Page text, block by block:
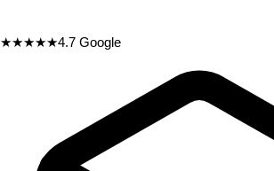
★★★★★4.7 Google